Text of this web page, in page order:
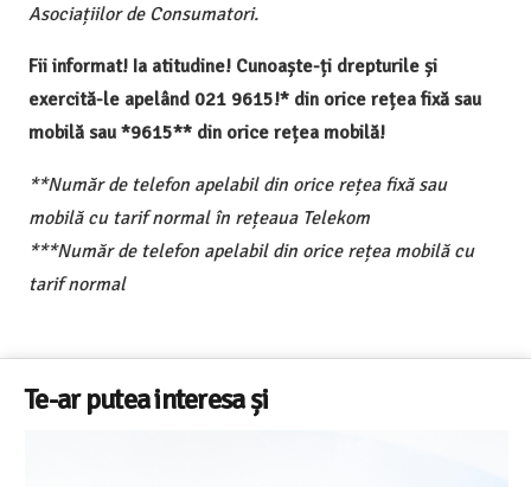
Asociațiilor de Consumatori.
Fii informat! Ia atitudine! Cunoaște-ți drepturile și
exercită-le apelând 021 9615!* din orice rețea fixă sau
mobilă sau *9615** din orice rețea mobilă!
**Număr de telefon apelabil din orice rețea fixă sau
mobilă cu tarif normal în rețeaua Telekom
***Număr de telefon apelabil din orice rețea mobilă cu
tarif normal
Te-ar putea interesa și